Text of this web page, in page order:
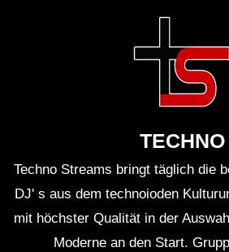
TECHNO
Techno Streams bringt täglich die
DJ' s aus dem technoioden
mit höchster Qualität in der
Moderne an den Start.